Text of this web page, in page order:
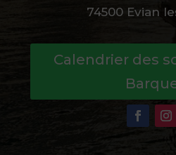
74500 Evian
Calendrier des